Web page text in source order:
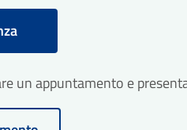
un appuntamento e